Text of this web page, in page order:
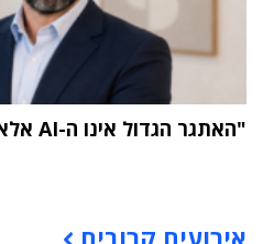
"האתגר הגדול אינו ה-AI אלא הטמעתה בארגון"
אירועים קרובים